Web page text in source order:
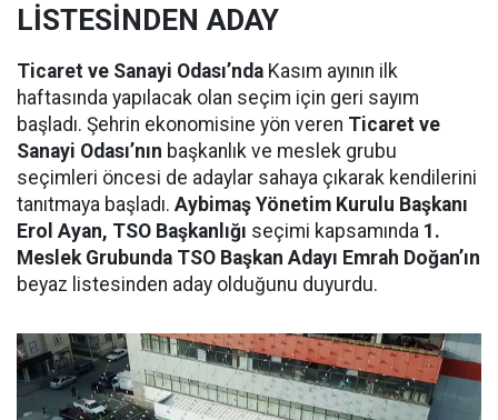
LİSTESİNDEN ADAY
Ticaret ve Sanayi Odası’nda Kasım ayının ilk
haftasında yapılacak olan seçim için geri sayım
başladı. Şehrin ekonomisine yön veren Ticaret ve
Sanayi Odası’nın başkanlık ve meslek grubu
seçimleri öncesi de adaylar sahaya çıkarak kendilerini
tanıtmaya başladı. Aybimaş Yönetim Kurulu Başkanı
Erol Ayan, TSO Başkanlığı seçimi kapsamında 1.
Meslek Grubunda TSO Başkan Adayı Emrah Doğan’ın
beyaz listesinden aday olduğunu duyurdu.